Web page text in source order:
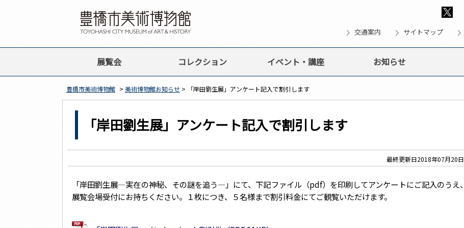
chevron_right 交通案内 chevron_right サイトマップ chevron_right
展覧会 コレクション イベント・講座 お知らせ
豊橋市美術博物館 > 美術博物館お知らせ > 「岸田劉生展」アンケート記入で割引します
「岸田劉生展」アンケート記入で割引します
最終更新日2018年07月20日
「岸田劉生展―実在の神秘、その謎を追う―」にて、下記ファイル（pdf）を印刷してアンケートにご記入のうえ、
展覧会場受付にお持ちください。１枚につき、５名様まで割引料金にてご観覧いただけます。